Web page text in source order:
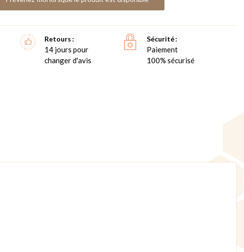
Retours
14 jours pour
changer d'avis
Sécurité
Paiement
100% sécurisé